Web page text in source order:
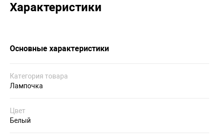
Характеристики
Основные характеристики
Категория товара
Лампочка
Цвет
Белый